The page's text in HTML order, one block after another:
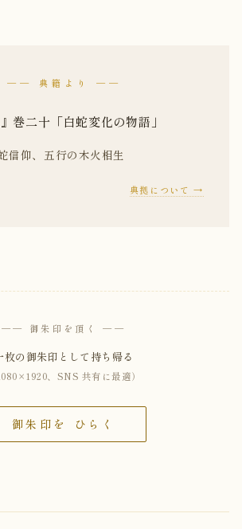
── 典籍より ──
巻二十「白蛇変化の物語」
仰、五行の木火相生
典拠について →
── 御朱印を頂く ──
枚の御朱印として持ち帰る
、SNS 共有に最適）
御朱印を ひらく